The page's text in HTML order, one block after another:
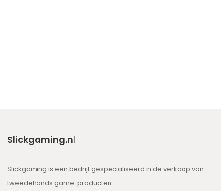
Slickgaming.nl
Slickgaming is een bedrijf gespecialiseerd in de verkoop van
tweedehands game-producten.